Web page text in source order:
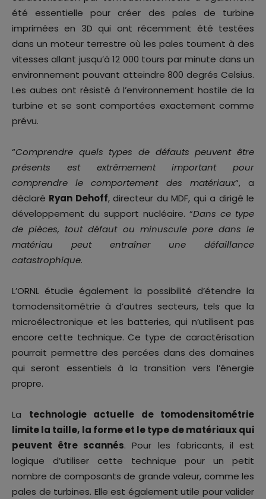
été essentielle pour créer des pales de turbine
imprimées en 3D qui ont récemment été testées
dans un moteur terrestre où les pales tournent à des
vitesses allant jusqu’à 12 000 tours par minute dans un
environnement pouvant atteindre 800 degrés Celsius.
Les aubes ont résisté à l’environnement hostile de la
turbine et se sont comportées exactement comme
prévu.
“Comprendre quels types de défauts peuvent être
présents est extrêmement important pour
comprendre le comportement des matériaux“, a
déclaré Ryan Dehoff, directeur du MDF, qui a dirigé le
développement du support nucléaire. “Dans ce type
de pièces, tout défaut ou minuscule pore dans le
matériau peut entraîner une défaillance
catastrophique.
L’ORNL étudie également la possibilité d’étendre la
tomodensitométrie à d’autres secteurs, tels que la
microélectronique et les batteries, qui n’utilisent pas
encore cette technique. Ce type de caractérisation
pourrait permettre des percées dans des domaines
qui seront essentiels à la transition vers l’énergie
propre.
La technologie actuelle de tomodensitométrie
limite la taille, la forme et le type de matériaux qui
peuvent être scannés. Pour les fabricants, il est
logique d’utiliser cette technique pour un petit
nombre de composants de grande valeur, comme les
pales de turbines. Elle est également utile pour valider